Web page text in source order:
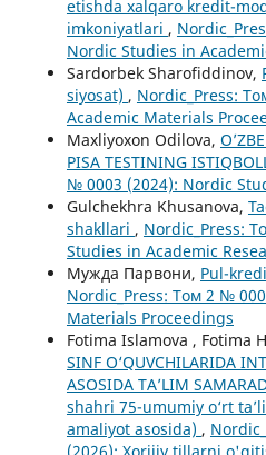
etishda xalqaro kredit-
imkoniyatlari ,
Nordic Studies in
Sardorbek Sharofiddinov,
siyosat) , Nordic_Press:
Academic Materials
Maxliyoxon Odilova,
PISA TESTINING
№ 0003 (2024): Nordic
Gulchekhra Khusanova,
shakllari , Nordic_Press:
Studies in Academic
Мужда Парвони, Pul-
Nordic_Press: Том 2 №
Materials Proceedings
Fotima Islamova , Fotima
SINF O‘QUVCHILARIDA
ASOSIDA TA’LIM
shahri 75-umumiy o‘rt
amaliyot asosida) ,